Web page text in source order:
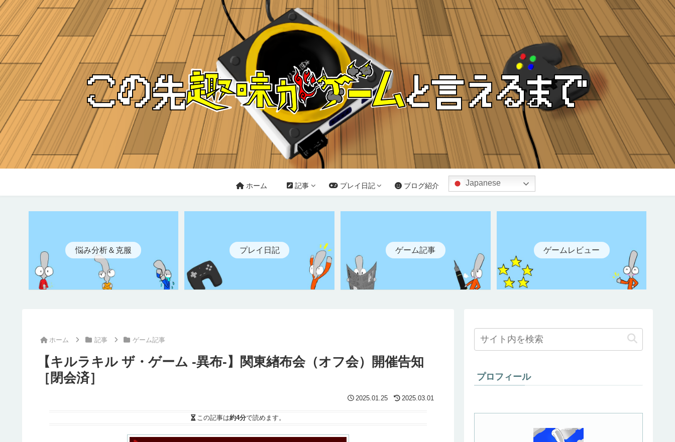
ホーム 記事 プレイ日記 ブログ紹介 Japanese
悩み分析＆克服 プレイ日記 ゲーム記事 ゲームレビュー
ホーム 記事 ゲーム記事
【キルラキル ザ・ゲーム -異布-】関東緖布会（オフ会）開催告知
［閉会済］
2025.01.25 2025.03.01
この記事は約4分で読めます。
プロフィール